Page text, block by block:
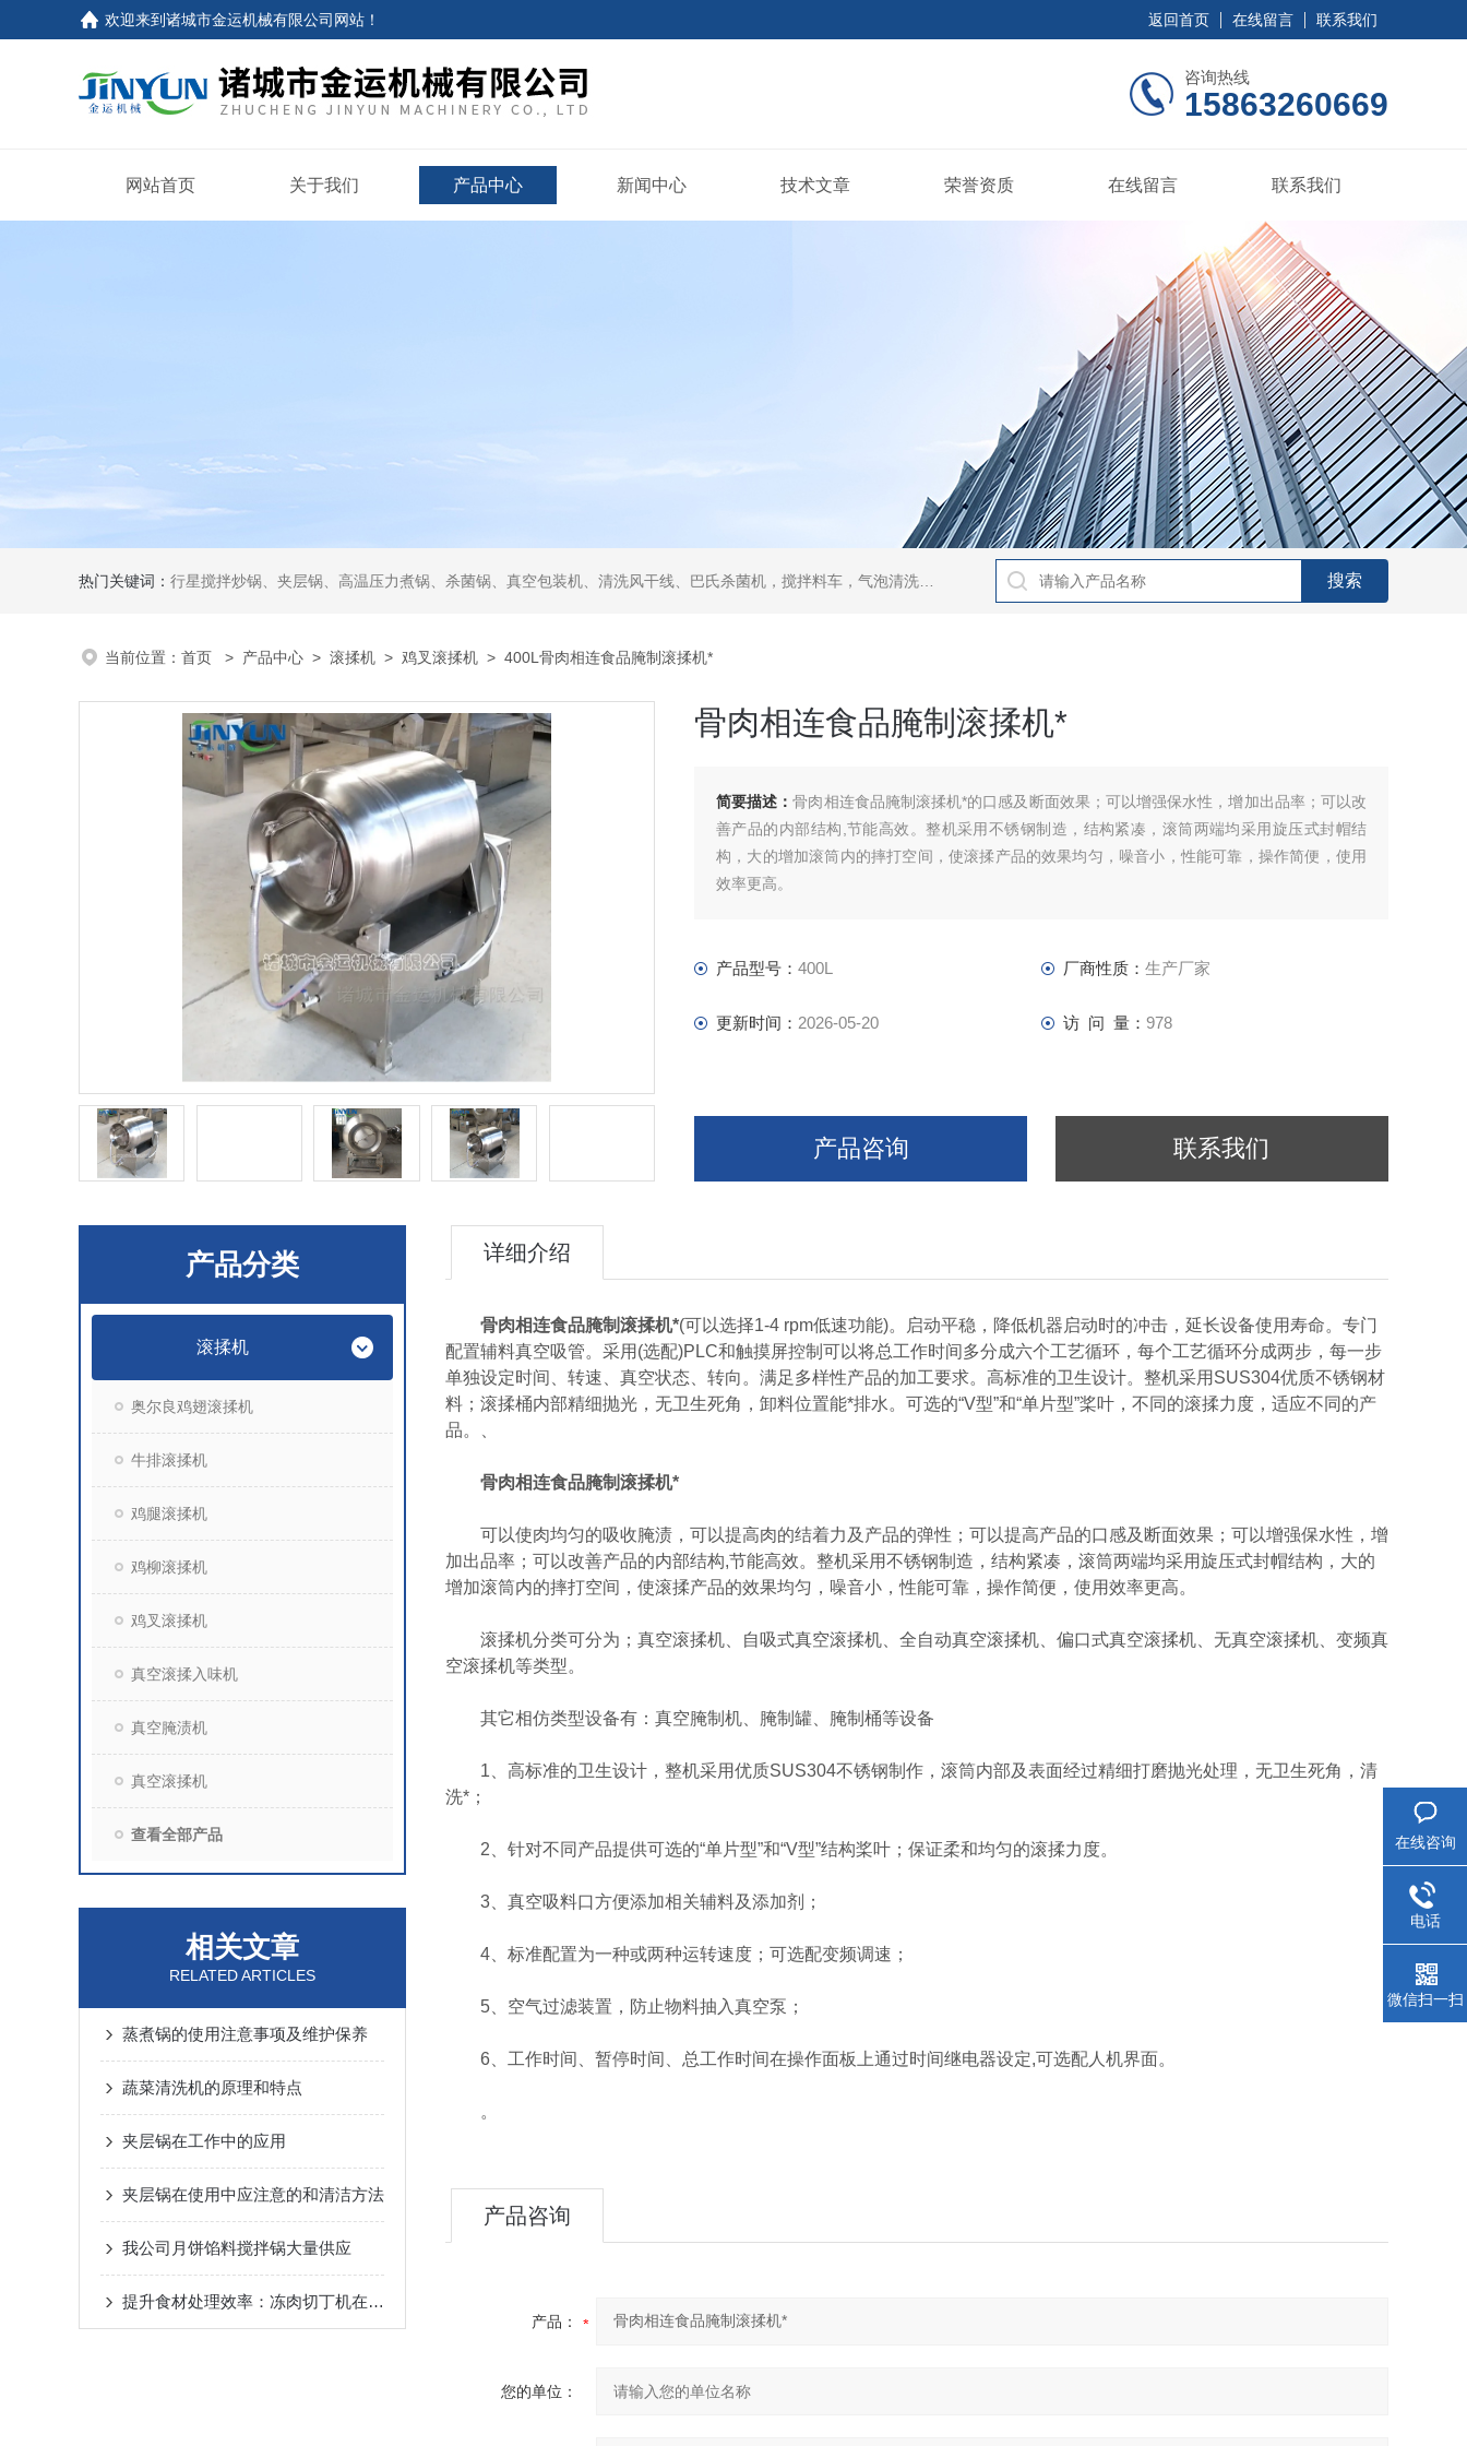
欢迎来到诸城市金运机械有限公司网站 ！ 返回首页 在线留言 联系我们
咨询热线
15863260669
网站首页 关于我们 产品中心 新闻中心 技术文章 荣誉资质 在线留言 联系我们
热门关键词： 行星搅拌炒锅、夹层锅、高温压力煮锅、杀菌锅、真空包装机、清洗风干线、巴氏杀菌机，搅拌料车，气泡清洗机，翻转风干机
当前位置： 首页 > 产品中心 > 滚揉机 > 鸡叉滚揉机 > 400L骨肉相连食品腌制滚揉机*
骨肉相连食品腌制滚揉机*
简要描述：骨肉相连食品腌制滚揉机*的口感及断面效果；可以增强保水性，增加出品率；可以改
善产品的内部结构,节能高效。整机采用不锈钢制造，结构紧凑，滚筒两端均采用旋压式封帽结
构，大的增加滚筒内的摔打空间，使滚揉产品的效果均匀，噪音小，性能可靠，操作简便，使用
效率更高。
产品型号： 400L 厂商性质： 生产厂家
更新时间： 2026-05-20 访 问 量： 978
产品咨询 联系我们
产品分类
滚揉机
奥尔良鸡翅滚揉机
牛排滚揉机
鸡腿滚揉机
鸡柳滚揉机
鸡叉滚揉机
真空滚揉入味机
真空腌渍机
真空滚揉机
查看全部产品
相关文章
RELATED ARTICLES
蒸煮锅的使用注意事项及维护保养
蔬菜清洗机的原理和特点
夹层锅在工作中的应用
夹层锅在使用中应注意的和清洁方法
我公司月饼馅料搅拌锅大量供应
提升食材处理效率：冻肉切丁机在餐饮与食品加工行业的应用
详细介绍
骨肉相连食品腌制滚揉机*(可以选择1-4 rpm低速功能)。启动平稳，降低机器启动时的冲击，延长设备使用寿命。专门
配置辅料真空吸管。采用(选配)PLC和触摸屏控制可以将总工作时间多分成六个工艺循环，每个工艺循环分成两步，每一步
单独设定时间、转速、真空状态、转向。满足多样性产品的加工要求。高标准的卫生设计。整机采用SUS304优质不锈钢材
料；滚揉桶内部精细抛光，无卫生死角，卸料位置能*排水。可选的“V型”和“单片型”桨叶，不同的滚揉力度，适应不同的产
品。、
骨肉相连食品腌制滚揉机*
可以使肉均匀的吸收腌渍，可以提高肉的结着力及产品的弹性；可以提高产品的口感及断面效果；可以增强保水性，增
加出品率；可以改善产品的内部结构,节能高效。整机采用不锈钢制造，结构紧凑，滚筒两端均采用旋压式封帽结构，大的
增加滚筒内的摔打空间，使滚揉产品的效果均匀，噪音小，性能可靠，操作简便，使用效率更高。
滚揉机分类可分为；真空滚揉机、自吸式真空滚揉机、全自动真空滚揉机、偏口式真空滚揉机、无真空滚揉机、变频真
空滚揉机等类型。
其它相仿类型设备有：真空腌制机、腌制罐、腌制桶等设备
1、高标准的卫生设计，整机采用优质SUS304不锈钢制作，滚筒内部及表面经过精细打磨抛光处理，无卫生死角，清
洗*；
2、针对不同产品提供可选的“单片型”和“V型”结构桨叶；保证柔和均匀的滚揉力度。
3、真空吸料口方便添加相关辅料及添加剂；
4、标准配置为一种或两种运转速度；可选配变频调速；
5、空气过滤装置，防止物料抽入真空泵；
6、工作时间、暂停时间、总工作时间在操作面板上通过时间继电器设定,可选配人机界面。
。
产品咨询
产品：
您的单位：
在线咨询
电话
微信扫一扫